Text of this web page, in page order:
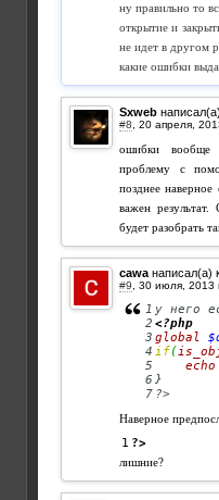
ну правильно то
открытие и
не идет в другом
какие ошибки
Sxweb
#8
ошибки вообще
проблему с
позднее
важен результат.
будет разобрать
cawa написал(а)
#9
1
2
3
4
5
6
<?php
global
if(
echo
}
?>
Наверное
?>
лишние?